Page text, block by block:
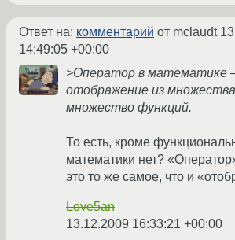
Ответ на: комментарий от mclaudt
14:49:05 +00:00
>Оператор в математике
отображение из
множество функций.
То есть, кроме
математики нет?
это то же самое, что и
Love5an
13.12.2009 16:33:21 +00:00